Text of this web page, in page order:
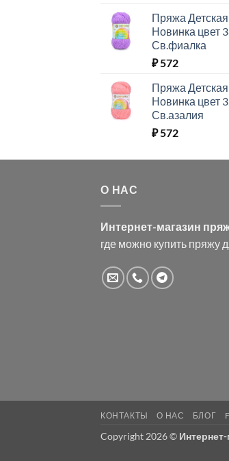
Пряжа Детская
Новинка цвет
Св.фиалка
₽572
Пряжа Детская
Новинка цвет
Св.азалия
₽572
О НАС
Интернет-магазин
где можно купить пряжу
КОНТАКТЫ О НАС БЛОГ
Copyright 2026 ©